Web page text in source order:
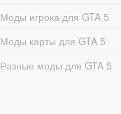
Моды игрока для GTA 5
Моды карты для GTA 5
Разные моды для GTA 5